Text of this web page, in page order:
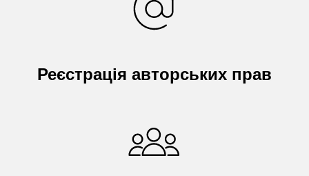
Реєстрація авторських прав